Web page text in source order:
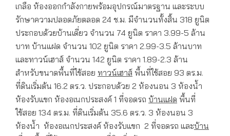
เกลือ ห้องออกกำลังกายพร้อมอุปกรณ์มาตรฐาน และระบบ
รักษาความปลอดภัยตลอด 24 ช.ม. มีจำนวนทั้งสิ้น 318 ยูนิต
ประกอบด้วยบ้านเดี่ยว จำนวน 74 ยูนิต ราคา 3.99-5 ล้าน
บาท บ้านแฝด จำนวน 102 ยูนิต ราคา 2.99-3.5 ล้านบาท
และทาวน์เฮาส์ จำนวน 142 ยูนิต ราคา 1.89-2.3 ล้าน
สำหรับขนาดพื้นที่ใช้สอย ทาวน์เฮาส์ พื้นที่ใช้สอย 93 ตร.ม.
ที่ดินเริ่มต้น 16.2 ตร.ว. ประกอบด้วย 2 ห้องนอน 3 ห้องน้ำ
ห้องรับแขก ห้องอเนกประสงค์ 1 ที่จอดรถ บ้านแฝด พื้นที่
ใช้สอย 134 ตร.ม. ที่ดินเริ่มต้น 35.6 ตร.ว. 3 ห้องนอน 3
ห้องน้ำ ห้องอเนกประสงค์ ห้องรับแขก 2 ที่จอดรถ และบ้าน